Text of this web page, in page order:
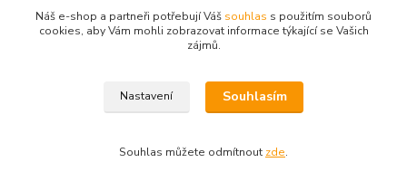
ryvafishing@gmail.com
FORMANAOLOVO.CZ-VŠECHNA PRÁVA VYHRAZENA
Náš e-shop a partneři potřebují Váš souhlas s použitím souborů
cookies, aby Vám mohli zobrazovat informace týkající se Vašich
zájmů.
Nastavení Souhlasím
Souhlas můžete odmítnout zde.